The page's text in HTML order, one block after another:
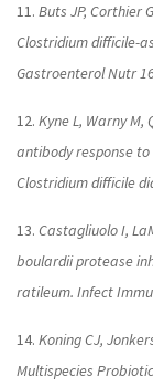
11. Buts JP, Corthier
Clostridium difficile-
Gastroenterol Nutr
12. Kyne L, Warny
antibody response
Clostridium difficile
13. Castagliuolo I,
boulardii protease
ratileum. Infect
14. Koning CJ,
Multispecies